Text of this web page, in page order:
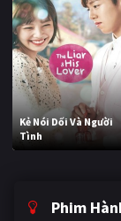
Kẻ Nói Dối Và Người
Tình
Phim